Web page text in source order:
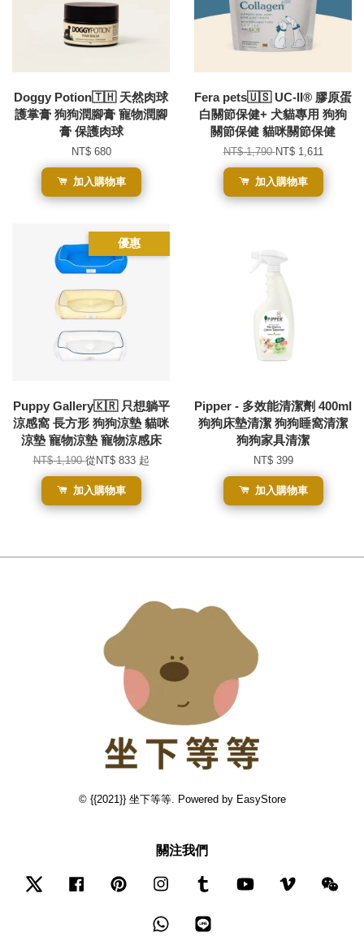
Doggy Potion🇹🇭 天然肉球
護掌膏 狗狗潤腳膏 寵物潤腳
膏 保護肉球
NT$ 680
加入購物車
Fera pets🇺🇸 UC-II® 膠原蛋
白關節保健+ 犬貓專用 狗狗
關節保健 貓咪關節保健
NT$ 1,790NT$ 1,611
加入購物車
優惠
Puppy Gallery🇰🇷 只想躺平
涼感窩 長方形 狗狗涼墊 貓咪
涼墊 寵物涼墊 寵物涼感床
NT$ 1,190從 NT$ 833 起
加入購物車
Pipper - 多效能清潔劑 400ml
狗狗床墊清潔 狗狗睡窩清潔
狗狗家具清潔
NT$ 399
加入購物車
© {{2021}} 坐下等等. Powered by EasyStore
關注我們
Twitter Facebook Pinterest Instagram Tumblr YouTube Vimeo
Whatsapp